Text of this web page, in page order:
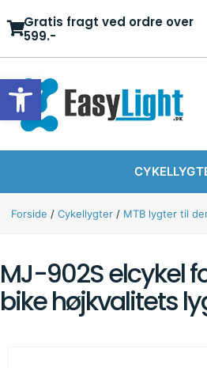
Gratis fragt ved ordre over
599.-
Forside / Cykellygter / MTB lygter til
MJ-902S elcykel
bike højkvalitets
Open toolbar